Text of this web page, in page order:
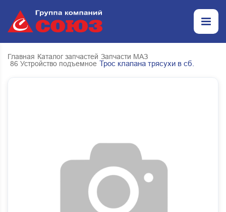
Главная Каталог запчастей Запчасти МАЗ
86 Устройство подъемное Трос клапана трясухи в сб.